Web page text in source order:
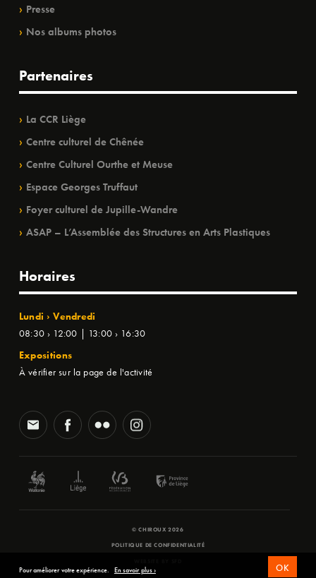
Presse
Nos albums photos
Partenaires
La CCR Liège
Centre culturel de Chênée
Centre Culturel Ourthe et Meuse
Espace Georges Truffaut
Foyer culturel de Jupille-Wandre
ASAP – L’Assemblée des Structures en Arts Plastiques
Horaires
Lundi › Vendredi
08:30 › 12:00 | 13:00 › 16:30
Expositions
À vérifier sur la page de l'activité
© CHIROUX 2026
POLITIQUE DE CONFIDENTIALITÉ
Pour améliorer votre expérience. En savoir plus › OK